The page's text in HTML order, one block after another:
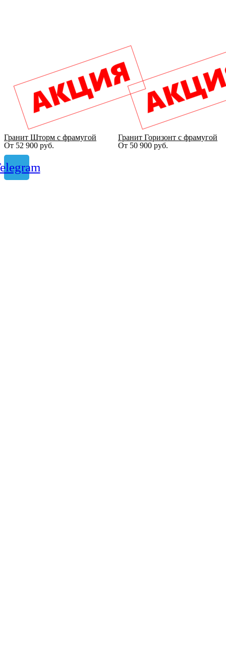
Гранит Шторм с фрамугой
От 52 900 руб.
Гранит Горизонт с фрамугой
От 50 900 руб.